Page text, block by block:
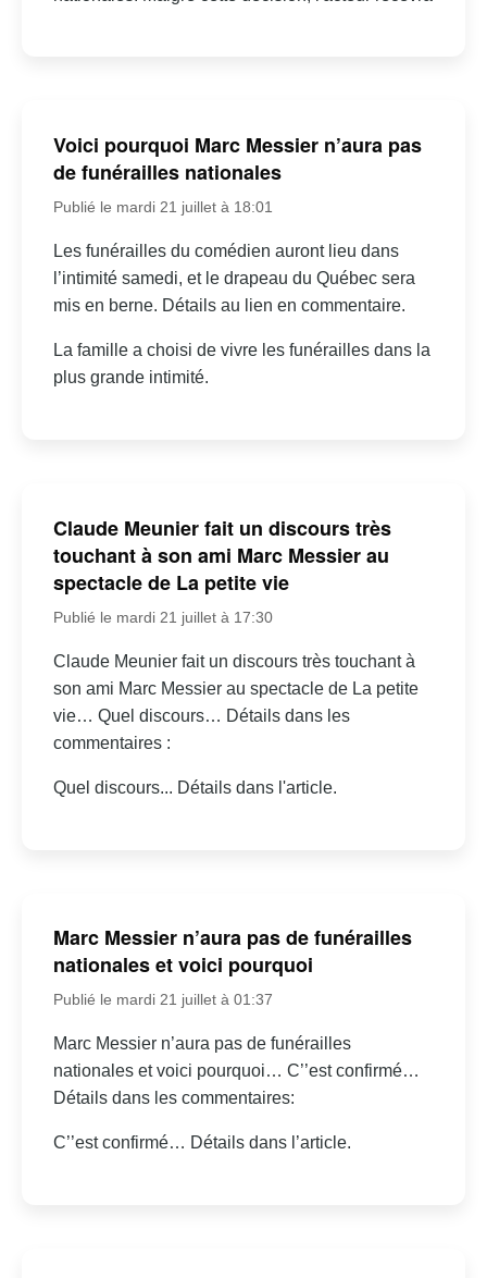
Voici pourquoi Marc Messier n’aura pas
de funérailles nationales
Publié le mardi 21 juillet à 18:01
Les funérailles du comédien auront lieu dans
l’intimité samedi, et le drapeau du Québec sera
mis en berne. Détails au lien en commentaire.
La famille a choisi de vivre les funérailles dans la
plus grande intimité.
Claude Meunier fait un discours très
touchant à son ami Marc Messier au
spectacle de La petite vie
Publié le mardi 21 juillet à 17:30
Claude Meunier fait un discours très touchant à
son ami Marc Messier au spectacle de La petite
vie… Quel discours… Détails dans les
commentaires :
Quel discours... Détails dans l'article.
Marc Messier n’aura pas de funérailles
nationales et voici pourquoi
Publié le mardi 21 juillet à 01:37
Marc Messier n’aura pas de funérailles
nationales et voici pourquoi… C’’est confirmé…
Détails dans les commentaires:
C’’est confirmé… Détails dans l’article.